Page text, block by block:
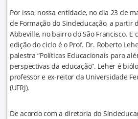
Por isso, nossa entidade, no dia 23 de
de Formação do Sindeducação, a partir
Abbeville, no bairro do São Francisco. E
edição do ciclo é o Prof. Dr. Roberto
palestra “Políticas Educacionais para
perspectivas da educação”. Leher é
professor e ex-reitor da Universidade
(UFRJ).
De acordo com a diretoria do